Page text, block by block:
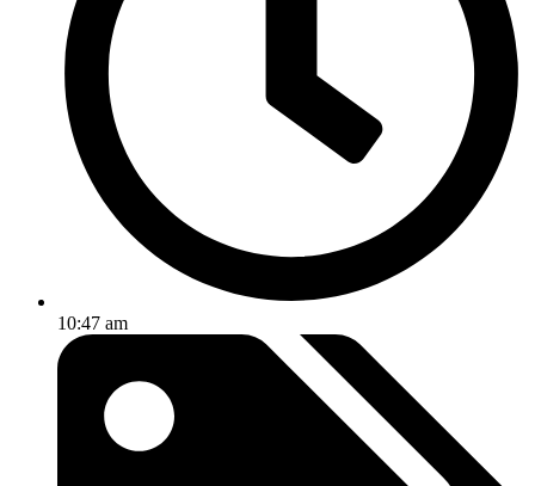
10:47 am